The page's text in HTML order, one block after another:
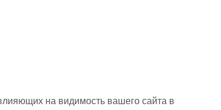
на видимость вашего сайта в